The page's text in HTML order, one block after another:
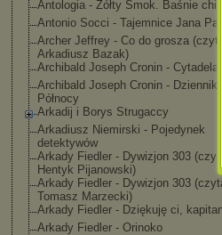
Antologia - Żółty Smok. Baśnie
Antonio Socci - Tajemnice Jana
Archer Jeffrey - Co do grosza (czyta
Arkadiusz Bazak)
Archibald Joseph Cronin - Cytadela
Archibald Joseph Cronin - Dziennik
Północy
Arkadij i Borys Strugaccy
Arkadiusz Niemirski - Pojedynek
detektywów
Arkady Fiedler - Dywizjon 303 (czyta
Hentyk Pijanowski)
Arkady Fiedler - Dywizjon 303
Tomasz Marzecki)
Arkady Fiedler - Dziękuję ci,
Arkady Fiedler - Orinoko